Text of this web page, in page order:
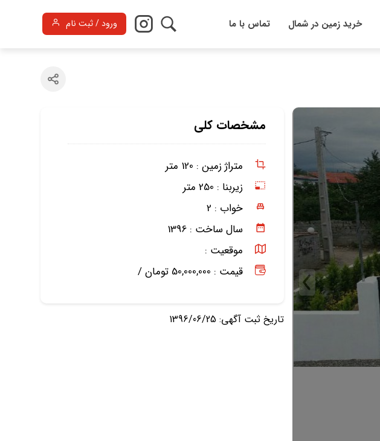
خرید زمین در شمال تماس با ما ورود / ثبت نام
مشخصات کلی
متراژ زمین : 120 متر
زیربنا : 250 متر
خواب : 2
سال ساخت : 1396
موقعیت :
قیمت : 50,000,000 تومان /
تاریخ ثبت آگهی: 1396/06/25